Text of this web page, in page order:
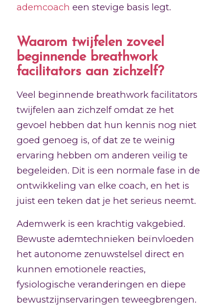
ademcoach een stevige basis legt.
Waarom twijfelen zoveel
beginnende breathwork
facilitators aan zichzelf?
Veel beginnende breathwork facilitators
twijfelen aan zichzelf omdat ze het
gevoel hebben dat hun kennis nog niet
goed genoeg is, of dat ze te weinig
ervaring hebben om anderen veilig te
begeleiden. Dit is een normale fase in de
ontwikkeling van elke coach, en het is
juist een teken dat je het serieus neemt.
Ademwerk is een krachtig vakgebied.
Bewuste ademtechnieken beïnvloeden
het autonome zenuwstelsel direct en
kunnen emotionele reacties,
fysiologische veranderingen en diepe
bewustzijnservaringen teweegbrengen.